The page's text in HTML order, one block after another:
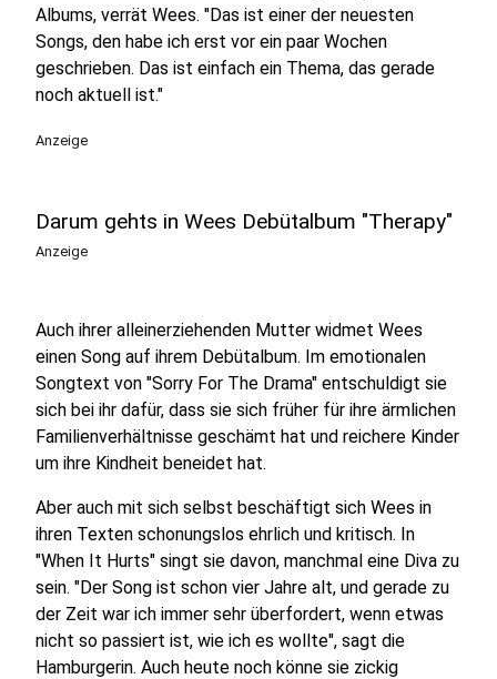
Albums, verrät Wees. "Das ist einer der neuesten
Songs, den habe ich erst vor ein paar Wochen
geschrieben. Das ist einfach ein Thema, das gerade
noch aktuell ist."
Anzeige
Darum gehts in Wees Debütalbum "Therapy"
Anzeige
Auch ihrer alleinerziehenden Mutter widmet Wees
einen Song auf ihrem Debütalbum. Im emotionalen
Songtext von "Sorry For The Drama" entschuldigt sie
sich bei ihr dafür, dass sie sich früher für ihre ärmlichen
Familienverhältnisse geschämt hat und reichere Kinder
um ihre Kindheit beneidet hat.
Aber auch mit sich selbst beschäftigt sich Wees in
ihren Texten schonungslos ehrlich und kritisch. In
"When It Hurts" singt sie davon, manchmal eine Diva zu
sein. "Der Song ist schon vier Jahre alt, und gerade zu
der Zeit war ich immer sehr überfordert, wenn etwas
nicht so passiert ist, wie ich es wollte", sagt die
Hamburgerin. Auch heute noch könne sie zickig